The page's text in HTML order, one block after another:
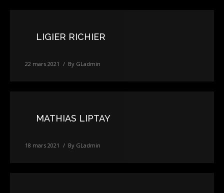
LIGIER RICHIER
22 mars 2021 By GLadmin
MATHIAS LIPTAY
18 mars 2021 By GLadmin